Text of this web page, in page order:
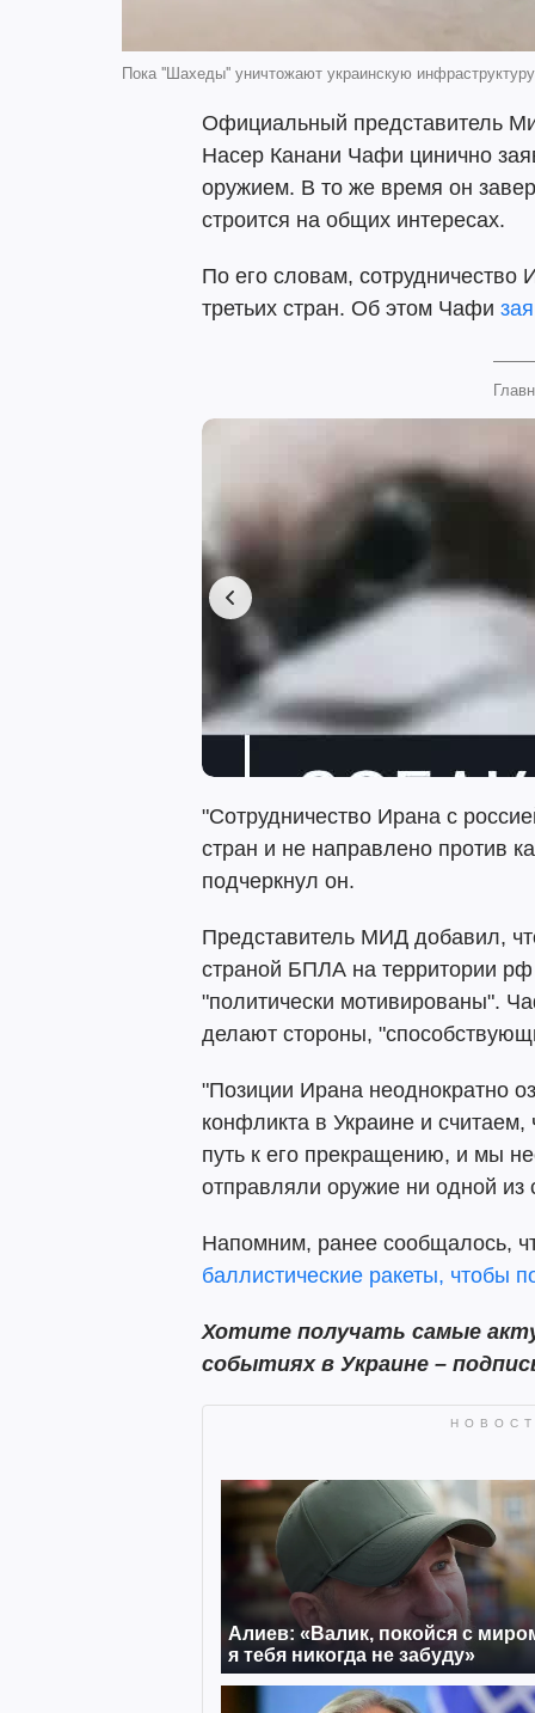
Пока ''Шахеды'' уничтожают украинскую
Официальный представитель
Насер Канани Чафи цинично
оружием. В то же время он
строится на общих интересах.
По его словам,
третьих стран. Об этом Чафи
"Сотрудничество Ирана с
стран и не направлено против
подчеркнул он.
Представитель МИД добавил,
страной БПЛА на территории рф
"политически мотивированы".
делают стороны,
"Позиции Ирана неоднократно
конфликта в Украине и
путь к его прекращению, и мы
отправляли оружие ни одной
Напомним, ранее сообщалось,
баллистические ракеты, чтобы
Хотите получать самые
событиях в Украине –